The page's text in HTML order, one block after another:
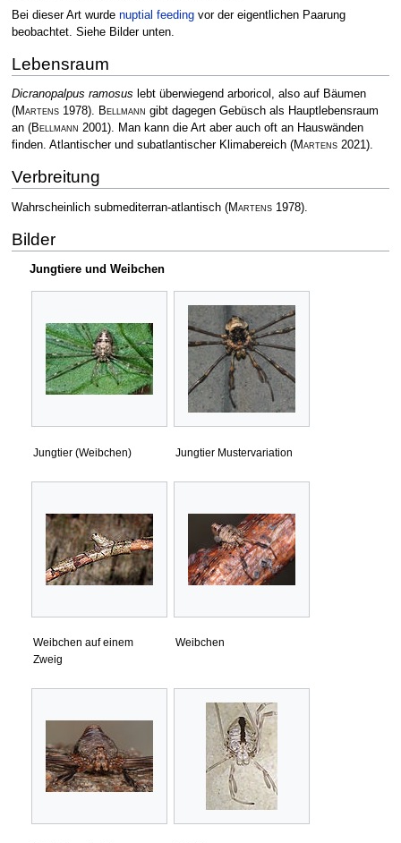
Bei dieser Art wurde nuptial feedingvor der eigentlichen Paarung
beobachtet. Siehe Bilder unten.
Lebensraum
Dicranopalpus ramosus lebt überwiegend arboricol, also auf Bäumen
(Martens1978). Bellmann gibt dagegen Gebüsch als Hauptlebensraum
an (Bellmann 2001). Man kann die Art aber auch oft an Hauswänden
finden. Atlantischer und subatlantischer Klimabereich (Martens2021).
Verbreitung
Wahrscheinlich submediterran-atlantisch (Martens1978).
Bilder
Jungtiere und Weibchen
Jungtier (Weibchen) Jungtier Mustervariation
Weibchen auf einem
Zweig
Weibchen